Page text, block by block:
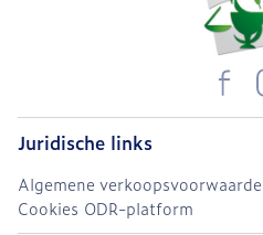
Juridische links
Algemene
Cookies ODR-platform